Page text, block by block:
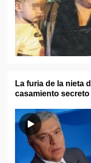
La furia de la nieta
casamiento